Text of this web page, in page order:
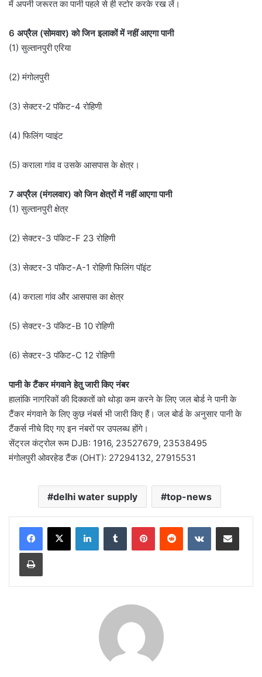
में अपनी जरूरत का पानी पहले से ही स्टोर करके रख लें।
6 अप्रैल (सोमवार) को जिन इलाकों में नहीं आएगा पानी
(1) सुल्तानपुरी एरिया
(2) मंगोलपुरी
(3) सेक्टर-2 पॉकेट-4 रोहिणी
(4) फिलिंग प्वाइंट
(5) कराला गांव व उसके आसपास के क्षेत्र।
7 अप्रैल (मंगलवार) को जिन क्षेत्रों में नहीं आएगा पानी
(1) सुल्तानपुरी क्षेत्र
(2) सेक्टर-3 पॉकेट-F 23 रोहिणी
(3) सेक्टर-3 पॉकेट-A-1 रोहिणी फिलिंग पॉइंट
(4) कराला गांव और आसपास का क्षेत्र
(5) सेक्टर-3 पॉकेट-B 10 रोहिणी
(6) सेक्टर-3 पॉकेट-C 12 रोहिणी
पानी के टैंकर मंगवाने हेतु जारी किए नंबर
हालांकि नागरिकों की दिक्कतों को थोड़ा कम करने के लिए जल बोर्ड ने पानी के
टैंकर मंगवाने के लिए कुछ नंबर्स भी जारी किए हैं। जल बोर्ड के अनुसार पानी के
टैंकर्स नीचे दिए गए इन नंबरों पर उपलब्ध होंगे।
सेंट्रल कंट्रोल रूम DJB: 1916, 23527679, 23538495
मंगोलपुरी ओवरहेड टैंक (OHT): 27294132, 27915531
delhi water supply top-news
LinkedInTumblr PinterestReddit VKontakteShare via Email
Print